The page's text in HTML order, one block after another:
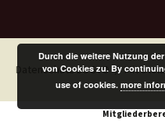
Datenschutz DSGVO Mit
Durch die weitere Nutzung
von Cookies zu. By
use of cookies.more